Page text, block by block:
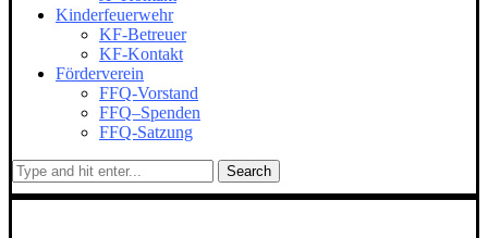
Kinderfeuerwehr
KF-Betreuer
KF-Kontakt
Förderverein
FFQ-Vorstand
FFQ–Spenden
FFQ-Satzung
Search